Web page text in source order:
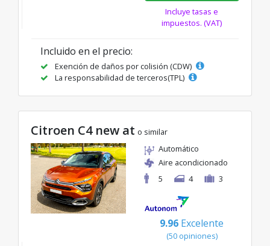
Incluye tasas e
impuestos. (VAT)
Incluido en el precio:
Exención de daños por colisión (CDW)
La responsabilidad de terceros(TPL)
Citroen C4 new at o similar
Automático
Aire acondicionado
5
4 3
9.96 Excelente
(50 opiniones)